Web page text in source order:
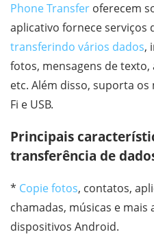
Phone Transfer oferecem
aplicativo fornece serviços
transferindo vários dados,
fotos, mensagens de
etc. Além disso, suporta
Fi e USB.
Principais
transferência de
* Copie fotos, contatos,
chamadas, músicas e
dispositivos Android.